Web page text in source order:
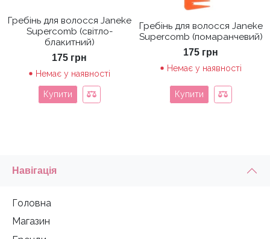
Гребінь для волосся Janeke
Supercomb (світло-
блакитний)
175 грн
Немає у наявності
Купити
Гребінь для волосся Janeke
Supercomb (помаранчевий)
175 грн
Немає у наявності
Купити
Навігація
Головна
Магазин